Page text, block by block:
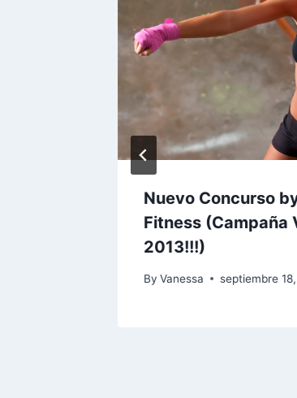
Nuevo Concurso
Fitness (Campaña
2013!!!)
By Vanessa septiembre